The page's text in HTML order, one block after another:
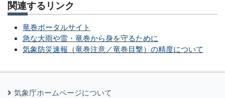
関連するリンク
竜巻ポータルサイト
急な大雨や雷・竜巻から身を守るために
気象防災速報（竜巻注意／竜巻目撃）の精度について
気象庁ホームページについて